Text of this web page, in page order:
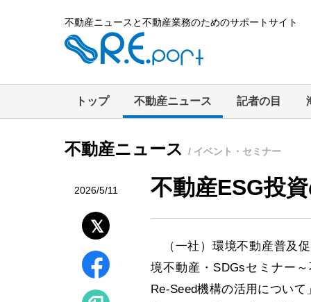
不動産ニュースと不動産業務のためのサポートサイト
トップ 不動産ニュース 記者の目
不動産ニュース / イベント・セミナー
2026/5/11 不動産ESG投
（一社）環境不動産普及
境不動産・SDGsセミナー
Re-Seed機構の活用につい